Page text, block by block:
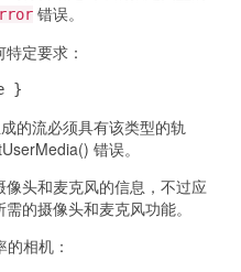
错误。
定要求：
}
的流必须具有该类型的轨
错误。
头和麦克风的信息，不过应
的摄像头和麦克风功能。
相机：